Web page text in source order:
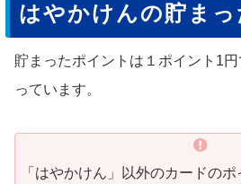
はやかけんの貯ま
貯まったポイントは１ポイント1
っています。
「はやかけん」以外のカードの